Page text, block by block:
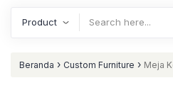
Beranda › Custom Furniture › Meja